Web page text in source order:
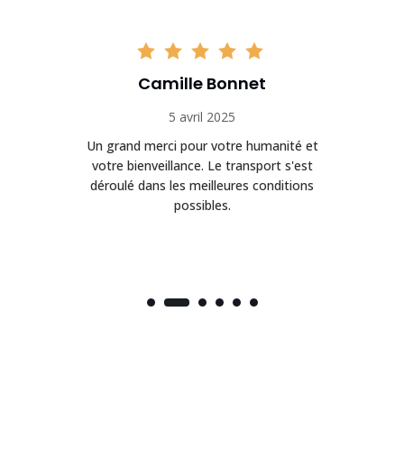
Camille Bonnet
5 avril 2025
Un grand merci pour votre humanité et
votre bienveillance. Le transport s'est
déroulé dans les meilleures conditions
possibles.